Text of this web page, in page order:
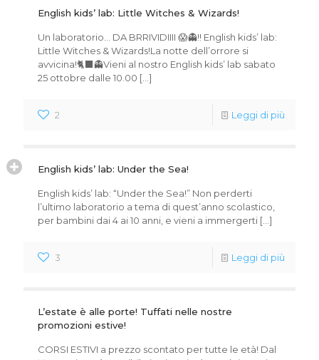
English kids’ lab: Little Witches & Wizards!
Un laboratorio… DA BRRIVIDIIII 😱👻!! English kids’ lab:
Little Witches & Wizards!La notte dell’orrore si
avvicina!🐈‍⬛👻Vieni al nostro English kids’ lab sabato
25 ottobre dalle 10.00 […]
2 Leggi di più
English kids’ lab: Under the Sea!
English kids’ lab: “Under the Sea!” Non perderti
l’ultimo laboratorio a tema di quest’anno scolastico,
per bambini dai 4 ai 10 anni, e vieni a immergerti […]
3 Leggi di più
L’estate è alle porte! Tuffati nelle nostre
promozioni estive!
CORSI ESTIVI a prezzo scontato per tutte le età! Dal